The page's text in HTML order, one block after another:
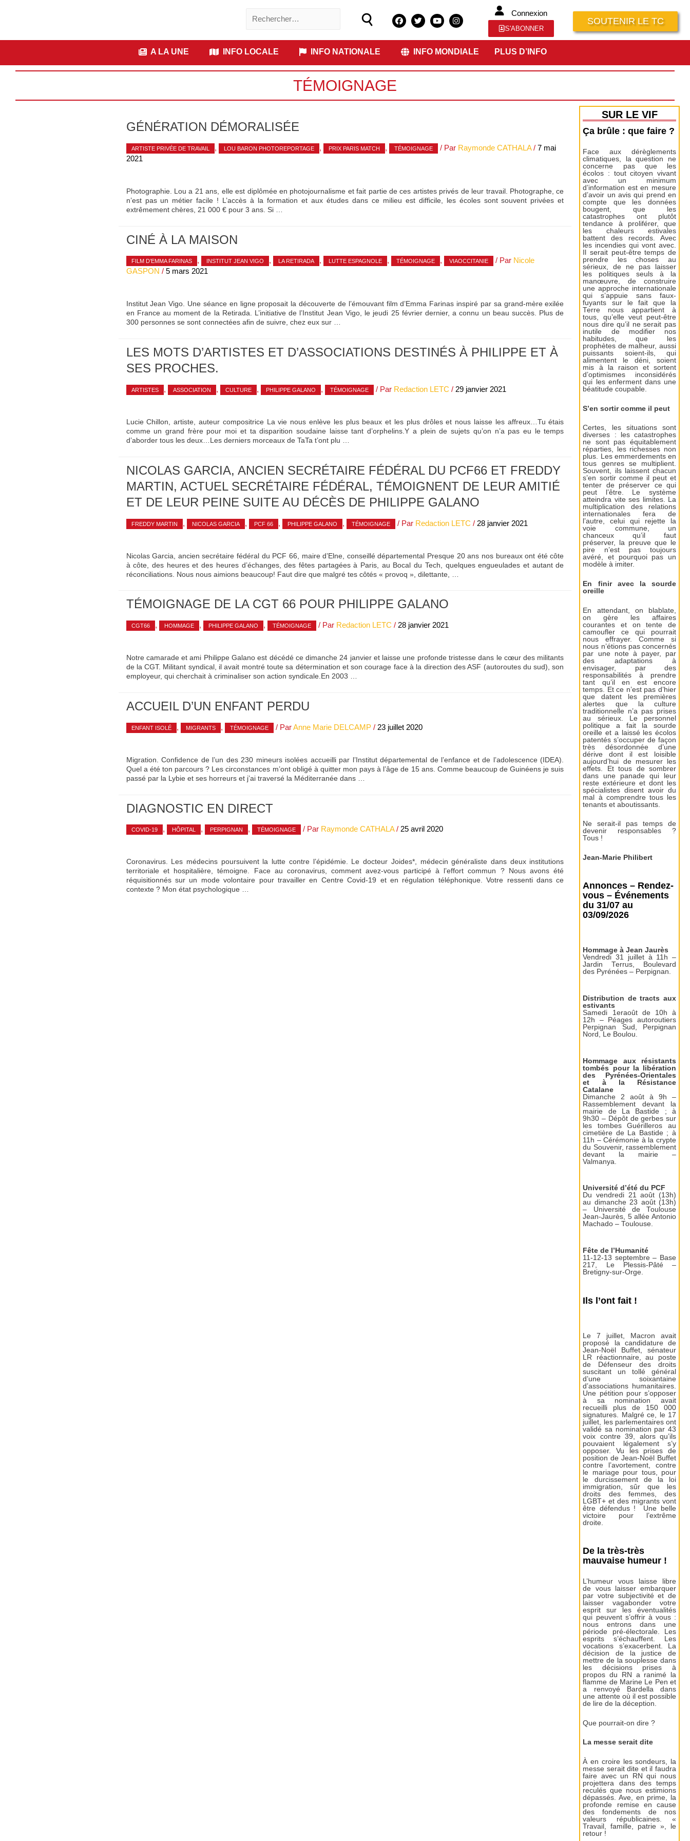
Connexion
S'ABONNER
SOUTENIR LE TC
A LA UNE INFO LOCALE INFO NATIONALE INFO MONDIALE PLUS D’INFO
TÉMOIGNAGE
GÉNÉRATION DÉMORALISÉE
ARTISTE PRIVÉE DE TRAVAIL , LOU BARON PHOTOREPORTAGE , PRIX PARIS MATCH , TÉMOIGNAGE / Par Raymonde CATHALA / 7 mai
2021
Photographie. Lou a 21 ans, elle est diplômée en photojournalisme et fait partie de ces artistes privés de leur travail. Photographe, ce
n’est pas un métier facile ! L’accès à la formation et aux études dans ce milieu est difficile, les écoles sont souvent privées et
extrêmement chères, 21 000 € pour 3 ans. Si …
CINÉ À LA MAISON
FILM D’EMMA FARINAS , INSTITUT JEAN VIGO , LA RETIRADA , LUTTE ESPAGNOLE , TÉMOIGNAGE , VIAOCCITANIE / Par Nicole
GASPON / 5 mars 2021
Institut Jean Vigo. Une séance en ligne proposait la découverte de l’émouvant film d’Emma Farinas inspiré par sa grand-mère exilée
en France au moment de la Retirada. L’initiative de l’Institut Jean Vigo, le jeudi 25 février dernier, a connu un beau succès. Plus de
300 personnes se sont connectées afin de suivre, chez eux sur …
LES MOTS D’ARTISTES ET D’ASSOCIATIONS DESTINÉS À PHILIPPE ET À
SES PROCHES.
ARTISTES , ASSOCIATION , CULTURE , PHILIPPE GALANO , TÉMOIGNAGE / Par Redaction LETC / 29 janvier 2021
Lucie Chillon, artiste, auteur compositrice La vie nous enlève les plus beaux et les plus drôles et nous laisse les affreux…Tu étais
comme un grand frère pour moi et ta disparition soudaine laisse tant d’orphelins.Y a plein de sujets qu’on n’a pas eu le temps
d’aborder tous les deux…Les derniers morceaux de TaTa t’ont plu …
NICOLAS GARCIA, ANCIEN SECRÉTAIRE FÉDÉRAL DU PCF66 ET FREDDY
MARTIN, ACTUEL SECRÉTAIRE FÉDÉRAL, TÉMOIGNENT DE LEUR AMITIÉ
ET DE LEUR PEINE SUITE AU DÉCÈS DE PHILIPPE GALANO
FREDDY MARTIN , NICOLAS GARCIA , PCF 66 , PHILIPPE GALANO , TÉMOIGNAGE / Par Redaction LETC / 28 janvier 2021
Nicolas Garcia, ancien secrétaire fédéral du PCF 66, maire d’Elne, conseillé départemental Presque 20 ans nos bureaux ont été côte
à côte, des heures et des heures d’échanges, des fêtes partagées à Paris, au Bocal du Tech, quelques engueulades et autant de
réconciliations. Nous nous aimions beaucoup! Faut dire que malgré tes côtés « provoq », dilettante, …
TÉMOIGNAGE DE LA CGT 66 POUR PHILIPPE GALANO
CGT66 , HOMMAGE , PHILIPPE GALANO , TÉMOIGNAGE / Par Redaction LETC / 28 janvier 2021
Notre camarade et ami Philippe Galano est décédé ce dimanche 24 janvier et laisse une profonde tristesse dans le cœur des militants
de la CGT. Militant syndical, il avait montré toute sa détermination et son courage face à la direction des ASF (autoroutes du sud), son
employeur, qui cherchait à criminaliser son action syndicale.En 2003 …
ACCUEIL D’UN ENFANT PERDU
ENFANT ISOLÉ , MIGRANTS , TÉMOIGNAGE / ParAnne Marie DELCAMP / 23 juillet 2020
Migration. Confidence de l’un des 230 mineurs isolées accueilli par l’Institut départemental de l’enfance et de l’adolescence (IDEA).
Quel a été ton parcours ? Les circonstances m’ont obligé à quitter mon pays à l’âge de 15 ans. Comme beaucoup de Guinéens je suis
passé par la Lybie et ses horreurs et j’ai traversé la Méditerranée dans …
DIAGNOSTIC EN DIRECT
COVID-19 , HÔPITAL , PERPIGNAN , TÉMOIGNAGE / Par Raymonde CATHALA / 25 avril 2020
Coronavirus. Les médecins poursuivent la lutte contre l’épidémie. Le docteur Joides*, médecin généraliste dans deux institutions
territoriale et hospitalière, témoigne. Face au coronavirus, comment avez-vous participé à l’effort commun ? Nous avons été
réquisitionnés sur un mode volontaire pour travailler en Centre Covid-19 et en régulation téléphonique. Votre ressenti dans ce
contexte ? Mon état psychologique …
SUR LE VIF
Ça brûle : que faire ?
Face aux dérèglements
climatiques, la question ne
concerne pas que les
écolos : tout citoyen vivant
avec un minimum
d’information est en mesure
d’avoir un avis qui prend en
compte que les données
bougent, que les
catastrophes ont plutôt
tendance à proliférer, que
les chaleurs estivales
battent des records. Avec
les incendies qui vont avec.
Il serait peut-être temps de
prendre les choses au
sérieux, de ne pas laisser
les politiques seuls à la
manœuvre, de construire
une approche internationale
qui s’appuie sans faux-
fuyants sur le fait que la
Terre nous appartient à
tous, qu’elle veut peut-être
nous dire qu’il ne serait pas
inutile de modifier nos
habitudes, que les
prophètes de malheur, aussi
puissants soient-ils, qui
alimentent le déni, soient
mis à la raison et sortent
d’optimismes inconsidérés
qui les enferment dans une
béatitude coupable.
S’en sortir comme il peut
Certes, les situations sont
diverses : les catastrophes
ne sont pas équitablement
réparties, les richesses non
plus. Les emmerdements en
tous genres se multiplient.
Souvent, ils laissent chacun
s’en sortir comme il peut et
tenter de préserver ce qui
peut l’être. Le système
atteindra vite ses limites. La
multiplication des relations
internationales fera de
l’autre, celui qui rejette la
voie commune, un
chanceux qu’il faut
préserver, la preuve que le
pire n’est pas toujours
avéré, et pourquoi pas un
modèle à imiter.
En finir avec la sourde
oreille
En attendant, on blablate,
on gère les affaires
courantes et on tente de
camoufler ce qui pourrait
nous effrayer. Comme si
nous n’étions pas concernés
par une note à payer, par
des adaptations à
envisager, par des
responsabilités à prendre
tant qu’il en est encore
temps. Et ce n’est pas d’hier
que datent les premières
alertes que la culture
traditionnelle n’a pas prises
au sérieux. Le personnel
politique a fait la sourde
oreille et a laissé les écolos
patentés s’occuper de façon
très désordonnée d’une
dérive dont il est loisible
aujourd’hui de mesurer les
effets. Et tous de sombrer
dans une panade qui leur
reste extérieure et dont les
spécialistes disent avoir du
mal à comprendre tous les
tenants et aboutissants.
Ne serait-il pas temps de
devenir responsables ?
Tous !
Jean-Marie Philibert
Annonces – Rendez-
vous – Événements
du 31/07 au
03/09/2026
Hommage à Jean Jaurès
Vendredi 31 juillet à 11h –
Jardin Terrus, Boulevard
des Pyrénées – Perpignan.
Distribution de tracts aux
estivants
Samedi 1eraoût de 10h à
12h – Péages autoroutiers
Perpignan Sud, Perpignan
Nord, Le Boulou.
Hommage aux résistants
tombés pour la libération
des Pyrénées-Orientales
et à la Résistance
Catalane
Dimanche 2 août à 9h –
Rassemblement devant la
mairie de La Bastide ; à
9h30 – Dépôt de gerbes sur
les tombes Guérilleros au
cimetière de La Bastide ; à
11h – Cérémonie à la crypte
du Souvenir, rassemblement
devant la mairie –
Valmanya.
Université d’été du PCF
Du vendredi 21 août (13h)
au dimanche 23 août (13h)
– Université de Toulouse
Jean-Jaurès, 5 allée Antonio
Machado – Toulouse.
Fête de l’Humanité
11-12-13 septembre – Base
217, Le Plessis-Pâté –
Bretigny-sur-Orge.
Ils l’ont fait !
Le 7 juillet, Macron avait
proposé la candidature de
Jean-Noël Buffet, sénateur
LR réactionnaire, au poste
de Défenseur des droits
suscitant un tollé général
d’une soixantaine
d’associations humanitaires.
Une pétition pour s’opposer
à sa nomination avait
recueilli plus de 150 000
signatures. Malgré ce, le 17
juillet, les parlementaires ont
validé sa nomination par 43
voix contre 39, alors qu’ils
pouvaient légalement s’y
opposer. Vu les prises de
position de Jean-Noël Buffet
contre l’avortement, contre
le mariage pour tous, pour
le durcissement de la loi
immigration, sûr que les
droits des femmes, des
LGBT+ et des migrants vont
être défendus ! Une belle
victoire pour l’extrême
droite.
De la très-très
mauvaise humeur !
L’humeur vous laisse libre
de vous laisser embarquer
par votre subjectivité et de
laisser vagabonder votre
esprit sur les éventualités
qui peuvent s’offrir à vous :
nous entrons dans une
période pré-électorale. Les
esprits s’échauffent. Les
vocations s’exacerbent. La
décision de la justice de
mettre de la souplesse dans
les décisions prises à
propos du RN a ranimé la
flamme de Marine Le Pen et
a renvoyé Bardella dans
une attente où il est possible
de lire de la déception.
Que pourrait-on dire ?
La messe serait dite
À en croire les sondeurs, la
messe serait dite et il faudra
faire avec un RN qui nous
projettera dans des temps
reculés que nous estimions
dépassés. Ave, en prime, la
profonde remise en cause
des fondements de nos
valeurs républicaines. «
Travail, famille, patrie », le
retour !